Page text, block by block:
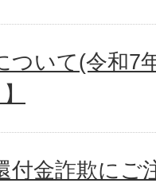
ついて(令和7
付金詐欺にご